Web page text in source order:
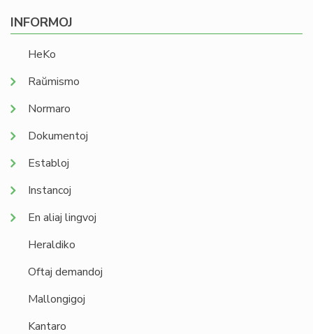
INFORMOJ
HeKo
Raŭmismo
Normaro
Dokumentoj
Establoj
Instancoj
En aliaj lingvoj
Heraldiko
Oftaj demandoj
Mallongigoj
Kantaro